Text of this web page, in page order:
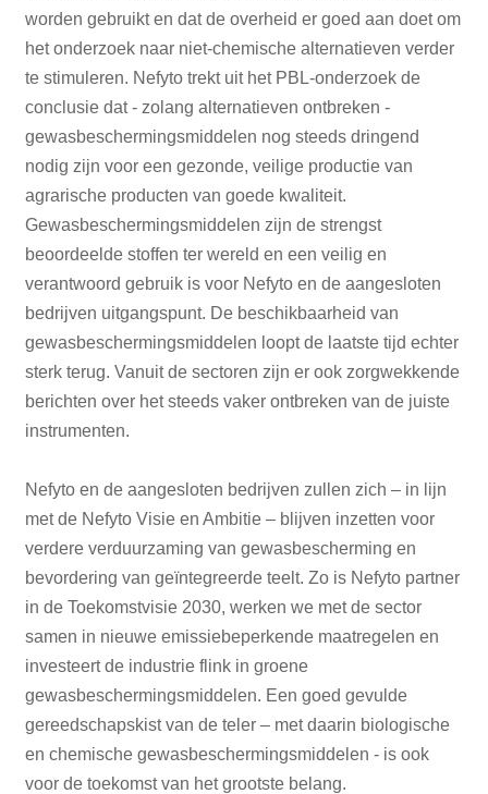
worden gebruikt en dat de overheid er goed aan doet om
het onderzoek naar niet-chemische alternatieven verder
te stimuleren. Nefyto trekt uit het PBL-onderzoek de
conclusie dat - zolang alternatieven ontbreken -
gewasbeschermingsmiddelen nog steeds dringend
nodig zijn voor een gezonde, veilige productie van
agrarische producten van goede kwaliteit.
Gewasbeschermingsmiddelen zijn de strengst
beoordeelde stoffen ter wereld en een veilig en
verantwoord gebruik is voor Nefyto en de aangesloten
bedrijven uitgangspunt. De beschikbaarheid van
gewasbeschermingsmiddelen loopt de laatste tijd echter
sterk terug. Vanuit de sectoren zijn er ook zorgwekkende
berichten over het steeds vaker ontbreken van de juiste
instrumenten.
Nefyto en de aangesloten bedrijven zullen zich – in lijn
met de Nefyto Visie en Ambitie – blijven inzetten voor
verdere verduurzaming van gewasbescherming en
bevordering van geïntegreerde teelt. Zo is Nefyto partner
in de Toekomstvisie 2030, werken we met de sector
samen in nieuwe emissiebeperkende maatregelen en
investeert de industrie flink in groene
gewasbeschermingsmiddelen. Een goed gevulde
gereedschapskist van de teler – met daarin biologische
en chemische gewasbeschermingsmiddelen - is ook
voor de toekomst van het grootste belang.